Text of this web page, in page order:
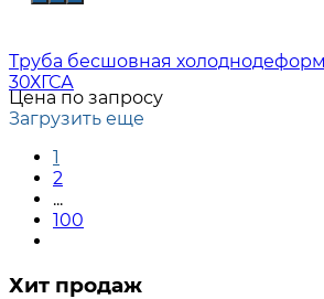
Труба бесшовная
30ХГСА
Цена по запросу
Загрузить еще
1
2
...
100
Хит продаж